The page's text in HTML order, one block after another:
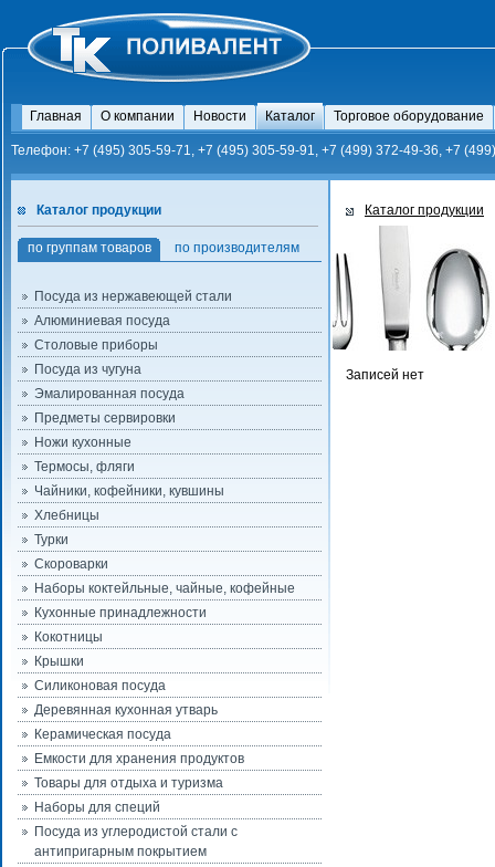
Главная О компании Новости Каталог Торговое оборудование
Телефон: +7 (495) 305-59-71, +7 (495) 305-59-91, +7 (499) 372-49-36, +7
Каталог продукции
по группам товаров по производителям
Посуда из нержавеющей стали
Алюминиевая посуда
Столовые приборы
Посуда из чугуна
Эмалированная посуда
Предметы сервировки
Ножи кухонные
Термосы, фляги
Чайники, кофейники, кувшины
Хлебницы
Турки
Скороварки
Наборы коктейльные, чайные, кофейные
Кухонные принадлежности
Кокотницы
Крышки
Силиконовая посуда
Деревянная кухонная утварь
Керамическая посуда
Емкости для хранения продуктов
Товары для отдыха и туризма
Наборы для специй
Посуда из углеродистой стали с
антипригарным покрытием
Каталог продукции
Записей нет